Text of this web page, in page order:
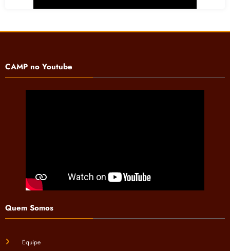
CAMP no Youtube
Quem Somos
Equipe